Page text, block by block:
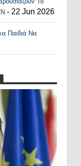
- 22 Jun 2026
Παιδιά Να